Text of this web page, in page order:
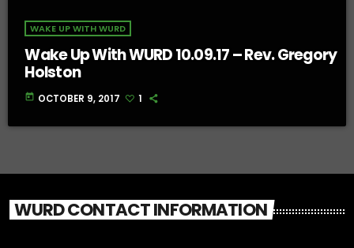
WAKE UP WITH WURD
Wake Up With WURD 10.09.17 – Rev. Gregory
Holston
today OCTOBER 9, 2017 1
WURD CONTACT INFORMATION